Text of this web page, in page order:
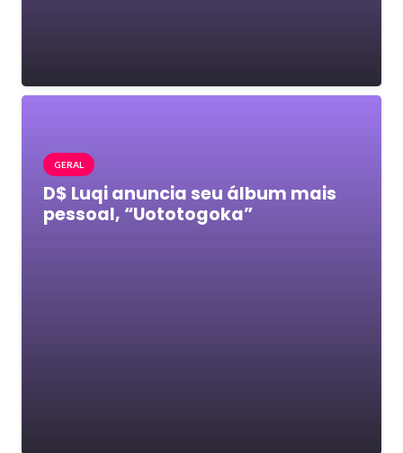
GERAL
D$ Luqi anuncia seu álbum mais
pessoal, “Uototogoka”